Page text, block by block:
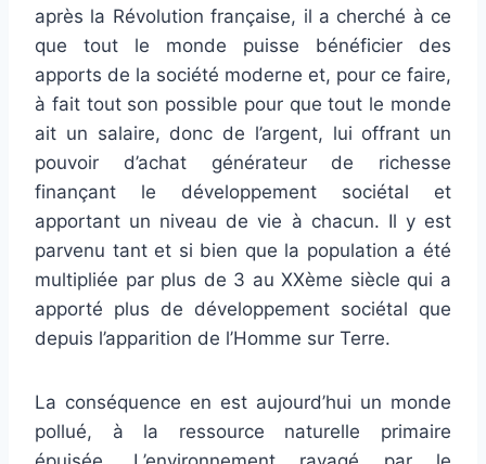
après la Révolution française, il a cherché à ce
que tout le monde puisse bénéficier des
apports de la société moderne et, pour ce faire,
à fait tout son possible pour que tout le monde
ait un salaire, donc de l’argent, lui offrant un
pouvoir d’achat générateur de richesse
finançant le développement sociétal et
apportant un niveau de vie à chacun. Il y est
parvenu tant et si bien que la population a été
multipliée par plus de 3 au XXème siècle qui a
apporté plus de développement sociétal que
depuis l’apparition de l’Homme sur Terre.
La conséquence en est aujourd’hui un monde
pollué, à la ressource naturelle primaire